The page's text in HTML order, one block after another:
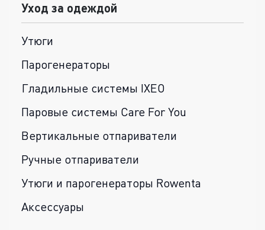
Уход за одеждой
Утюги
Парогенераторы
Гладильные системы IXEO
Паровые системы Care For You
Вертикальные отпариватели
Ручные отпариватели
Утюги и парогенераторы Rowenta
Аксессуары